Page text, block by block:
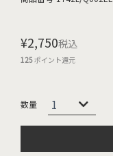
¥2,750税込
125ポイント還元